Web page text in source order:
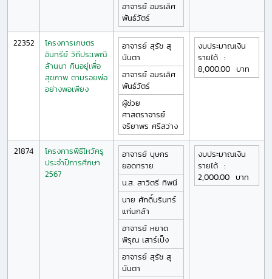
อาจารย์ อมรเลิศ
พันธ์วัตร์
22352
โครงการเกษตร
อินทรีย์ วิถีประเพณี
ล้านนา กินอยู่เพื่อ
สุขภาพ ตามรอยพ่อ
อย่างพอเพียง
อาจารย์ สุรัช สุ
นันตา
อาจารย์ อมรเลิศ
พันธ์วัตร์
ผู้ช่วย
ศาสตราจารย์
จริยาพร ศรีสว่าง
งบประมาณเงิน
รายได้:
8,000.00บาท
21874
โครงการพิธีไหว้ครู
ประจำปีการศึกษา
2567
อาจารย์ บุษกร
ยอดทราย
น.ส. สาวิตรี ทิพนี
นาย ศักดิ์นรินทร์
แก่นกล้า
อาจารย์ หยาด
พิรุณ เสาร์เป็ง
อาจารย์ สุรัช สุ
นันตา
งบประมาณเงิน
รายได้:
2,000.00บาท